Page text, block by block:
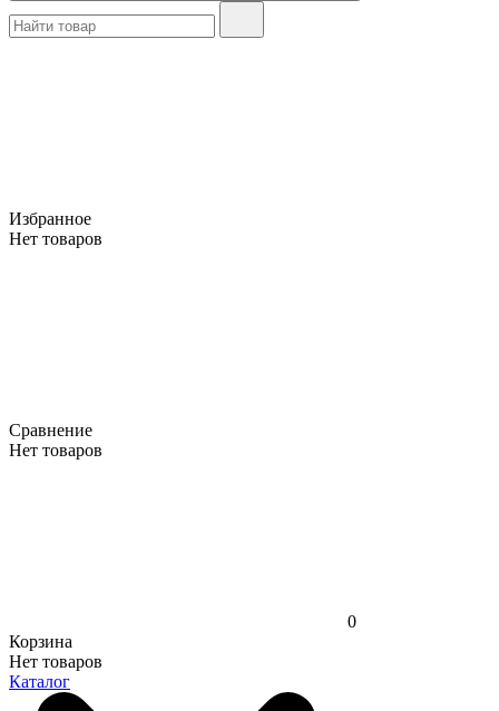
Избранное
Нет товаров
Сравнение
Нет товаров
0
Корзина
Нет товаров
Каталог